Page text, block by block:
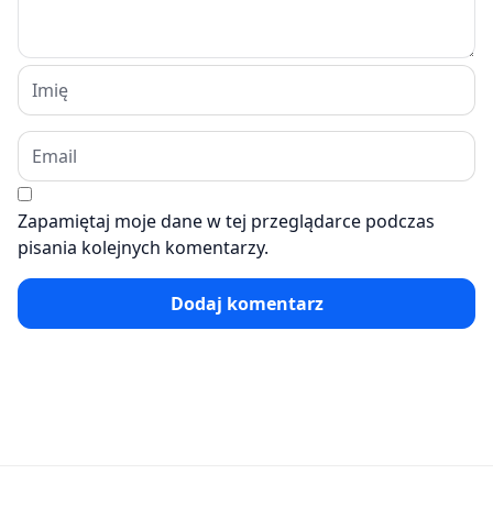
Zapamiętaj moje dane w tej przeglądarce podczas
pisania kolejnych komentarzy.
Dodaj komentarz